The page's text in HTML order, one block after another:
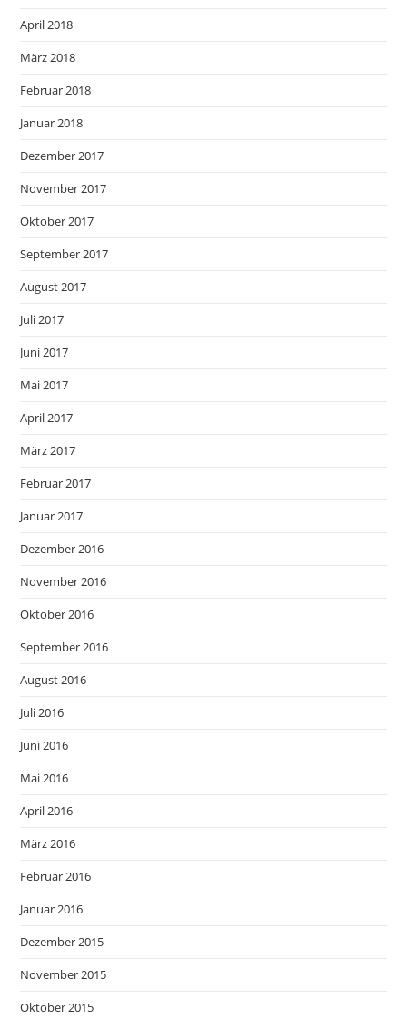
April 2018
März 2018
Februar 2018
Januar 2018
Dezember 2017
November 2017
Oktober 2017
September 2017
August 2017
Juli 2017
Juni 2017
Mai 2017
April 2017
März 2017
Februar 2017
Januar 2017
Dezember 2016
November 2016
Oktober 2016
September 2016
August 2016
Juli 2016
Juni 2016
Mai 2016
April 2016
März 2016
Februar 2016
Januar 2016
Dezember 2015
November 2015
Oktober 2015